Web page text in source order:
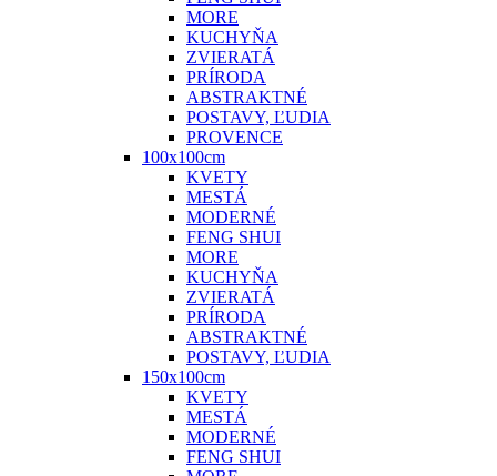
MORE
KUCHYŇA
ZVIERATÁ
PRÍRODA
ABSTRAKTNÉ
POSTAVY, ĽUDIA
PROVENCE
100x100cm
KVETY
MESTÁ
MODERNÉ
FENG SHUI
MORE
KUCHYŇA
ZVIERATÁ
PRÍRODA
ABSTRAKTNÉ
POSTAVY, ĽUDIA
150x100cm
KVETY
MESTÁ
MODERNÉ
FENG SHUI